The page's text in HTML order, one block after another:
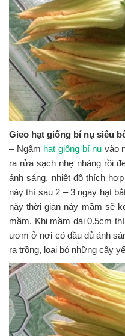
Gieo hạt giống bí nụ siêu
– Ngâm hạt giống bí nụ vào
ra rửa sạch nhẹ nhàng rồi
ánh sáng, nhiệt độ thích
này thì sau 2 – 3 ngày hạt
này thời gian nảy mầm sẽ
mầm. Khi mầm dài 0.5cm
ươm ở nơi có đầu đủ ánh
ra trồng, loại bỏ những cây